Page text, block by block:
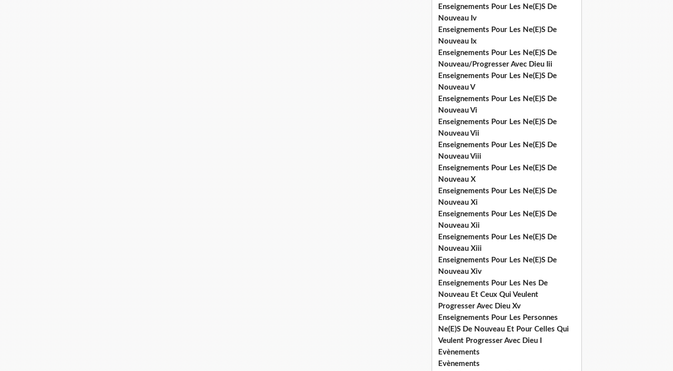
Enseignements Pour Les Ne(E)S De
Nouveau Iv
Enseignements Pour Les Ne(E)S De
Nouveau Ix
Enseignements Pour Les Ne(E)S De
Nouveau/Progresser Avec Dieu Iii
Enseignements Pour Les Ne(E)S De
Nouveau V
Enseignements Pour Les Ne(E)S De
Nouveau Vi
Enseignements Pour Les Ne(E)S De
Nouveau Vii
Enseignements Pour Les Ne(E)S De
Nouveau Viii
Enseignements Pour Les Ne(E)S De
Nouveau X
Enseignements Pour Les Ne(E)S De
Nouveau Xi
Enseignements Pour Les Ne(E)S De
Nouveau Xii
Enseignements Pour Les Ne(E)S De
Nouveau Xiii
Enseignements Pour Les Ne(E)S De
Nouveau Xiv
Enseignements Pour Les Nes De
Nouveau Et Ceux Qui Veulent
Progresser Avec Dieu Xv
Enseignements Pour Les Personnes
Ne(E)S De Nouveau Et Pour Celles Qui
Veulent Progresser Avec Dieu I
Evènements
Evènements